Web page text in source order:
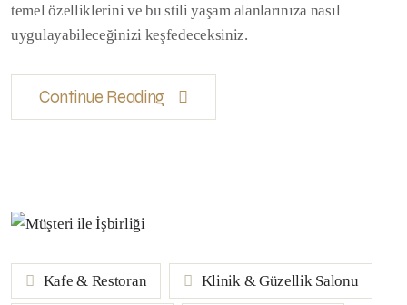
temel özelliklerini ve bu stili yaşam alanlarınıza nasıl
uygulayabileceğinizi keşfedeceksiniz.
Continue Reading
Kafe & Restoran Klinik & Güzellik Salonu